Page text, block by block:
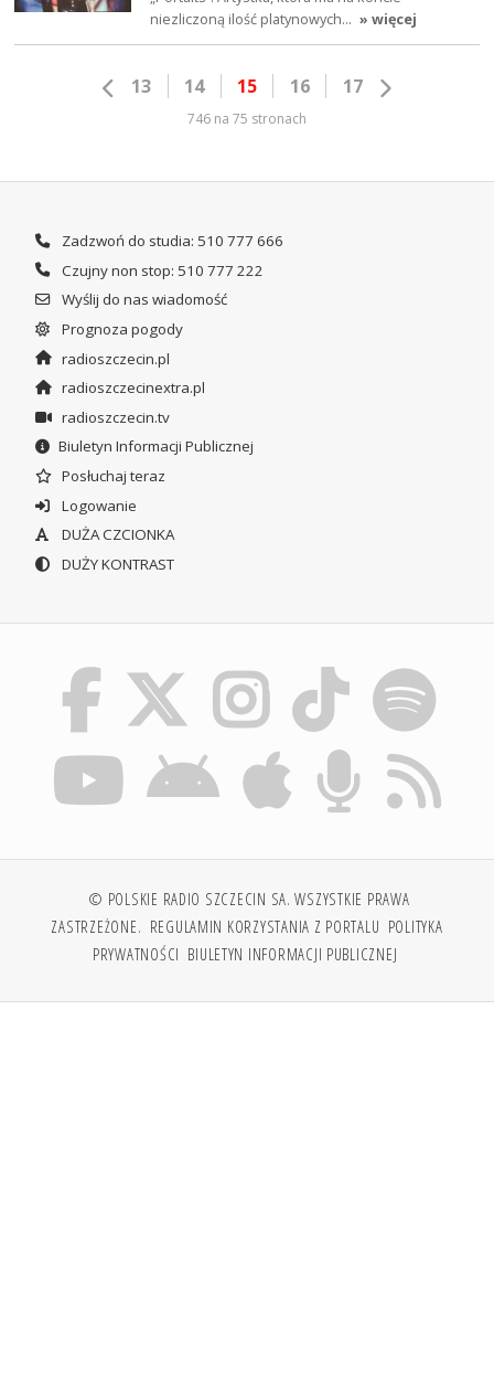
niezliczoną ilość platynowych… » więcej
13 14 15 16 17
746 na 75 stronach
Zadzwoń do studia: 510 777 666
Czujny non stop: 510 777 222
Wyślij do nas wiadomość
Prognoza pogody
radioszczecin.pl
radioszczecinextra.pl
radioszczecin.tv
Biuletyn Informacji Publicznej
Posłuchaj teraz
Logowanie
DUŻA CZCIONKA
DUŻY KONTRAST
© POLSKIE RADIO SZCZECIN SA. WSZYSTKIE PRAWA
ZASTRZEŻONE. REGULAMIN KORZYSTANIA Z PORTALU POLITYKA
PRYWATNOŚCI BIULETYN INFORMACJI PUBLICZNEJ